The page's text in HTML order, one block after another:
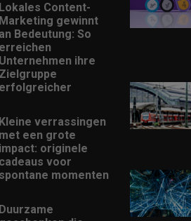
Lokales Content-
Marketing gewinnt
an Bedeutung: So
erreichen
Unternehmen ihre
Zielgruppe
erfolgreicher
Kleine verrassingen
met een grote
impact: originele
cadeaus voor
spontane momenten
Duurzame